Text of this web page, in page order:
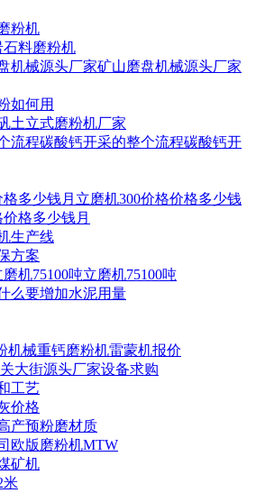
粉机
石料磨粉机
机械源头厂家矿山磨盘机械源头厂家
如何用
土立式磨粉机厂家
流程碳酸钙开采的整个流程碳酸钙开
格多少钱月立磨机300价格价格多少钱
格多少钱月
生产线
方案
机75100吨立磨机75100吨
么要增加水泥用量
机械重钙磨粉机雷蒙机报价
大街源头厂家设备求购
工艺
价格
产预粉磨材质
欧版磨粉机MTW
矿机
米